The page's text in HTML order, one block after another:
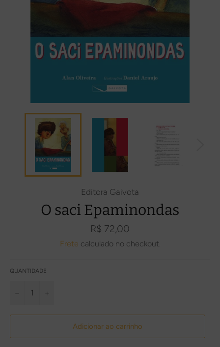
Editora Gaivota
O saci Epaminondas
Preço
normal
R$ 72,00
Frete calculado no checkout.
QUANTIDADE
Adicionar ao carrinho